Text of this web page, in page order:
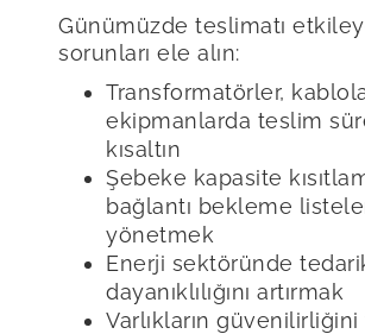
Günümüzde teslimatı
sorunları ele alın:
Transformatörler,
ekipmanlarda teslim
kısaltın
Şebeke kapasite
bağlantı bekleme
yönetmek
Enerji sektöründe
dayanıklılığını artırmak
Varlıkların